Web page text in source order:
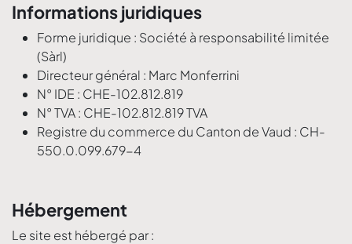
Informations juridiques
Forme juridique : Société à responsabilité limitée
(Sàrl)
Directeur général : Marc Monferrini
N° IDE : CHE-102.812.819
N° TVA : CHE-102.812.819 TVA
Registre du commerce du Canton de Vaud : CH-
550.0.099.679-4
Hébergement
Le site est hébergé par :